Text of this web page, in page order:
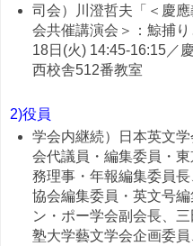
司会）川澄哲夫「＜慶
会共催講演会＞：鯨捕
18日(火) 14:45-16:15／
西校舎512番教室
2)役員
学会内継続）日本英文
会代議員・編集委員・
務理事・年報編集委員
協会編集委員・英文号
ン・ポー学会副会長、
塾大学藝文学会企画委員